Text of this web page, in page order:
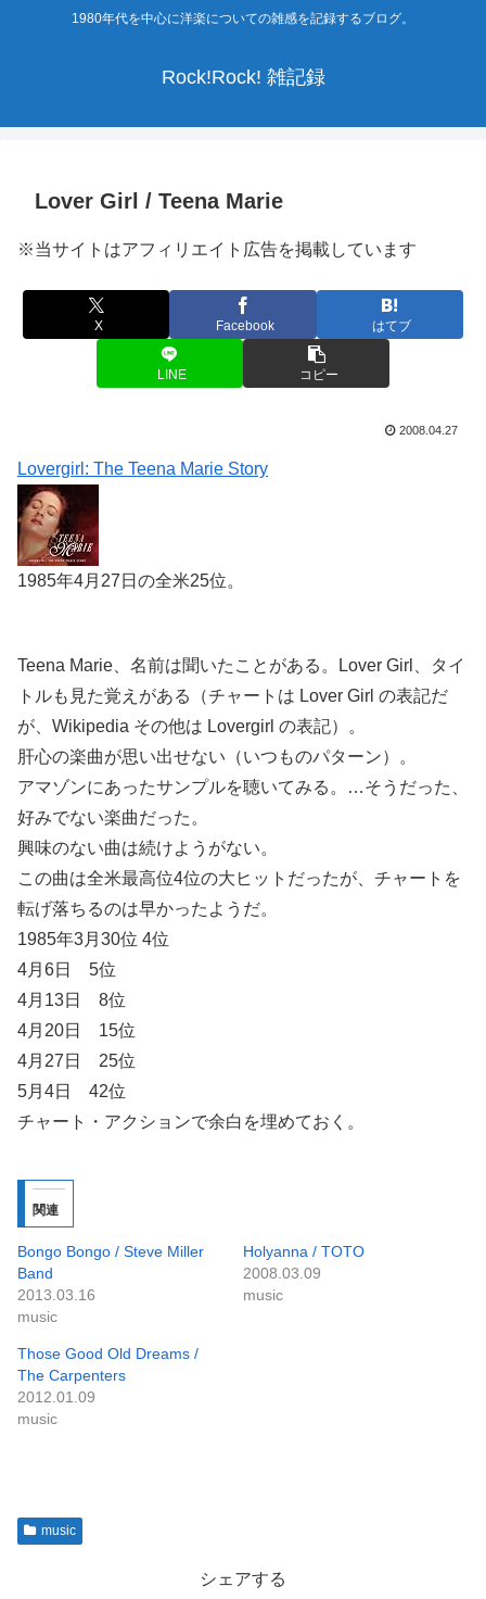
1980年代を中心に洋楽についての雑感を記録するブログ。
Rock!Rock! 雑記録
Lover Girl / Teena Marie
※当サイトはアフィリエイト広告を掲載しています
X Facebook はてブ
LINE コピー
2008.04.27
Lovergirl: The Teena Marie Story
1985年4月27日の全米25位。
Teena Marie、名前は聞いたことがある。Lover Girl、タイ
トルも見た覚えがある（チャートは Lover Girl の表記だ
が、Wikipedia その他は Lovergirl の表記）。
肝心の楽曲が思い出せない（いつものパターン）。
アマゾンにあったサンプルを聴いてみる。…そうだった、
好みでない楽曲だった。
興味のない曲は続けようがない。
この曲は全米最高位4位の大ヒットだったが、チャートを
転げ落ちるのは早かったようだ。
1985年3月30位 4位
4月6日 5位
4月13日 8位
4月20日 15位
4月27日 25位
5月4日 42位
チャート・アクションで余白を埋めておく。
関連
Bongo Bongo / Steve Miller
Band
2013.03.16
music
Holyanna / TOTO
2008.03.09
music
Those Good Old Dreams /
The Carpenters
2012.01.09
music
music
シェアする